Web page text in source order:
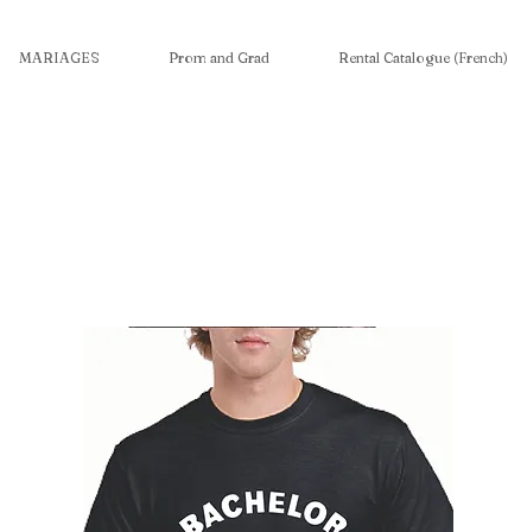
MARIAGES Prom and Grad Rental Catalogue (French)